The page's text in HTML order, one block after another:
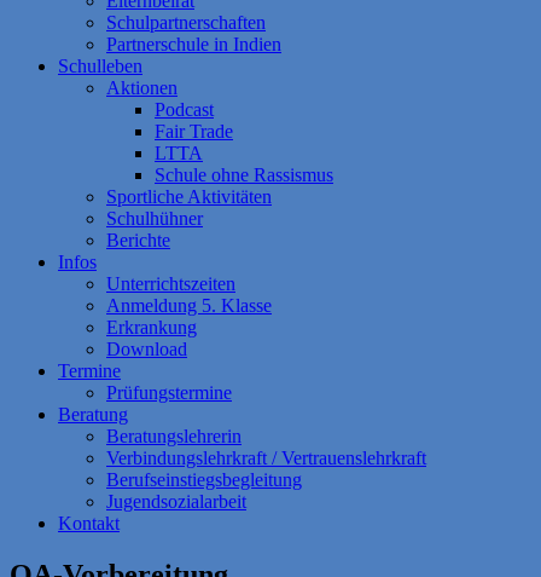
Schulpartnerschaften
Partnerschule in Indien
Schulleben
Aktionen
Podcast
Fair Trade
LTTA
Schule ohne Rassismus
Sportliche Aktivitäten
Schulhühner
Berichte
Infos
Unterrichtszeiten
Anmeldung 5. Klasse
Erkrankung
Download
Termine
Prüfungstermine
Beratung
Beratungslehrerin
Verbindungslehrkraft / Vertrauenslehrkraft
Berufseinstiegsbegleitung
Jugendsozialarbeit
Kontakt